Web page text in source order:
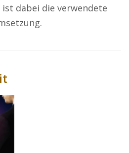
ist dabei die verwendete